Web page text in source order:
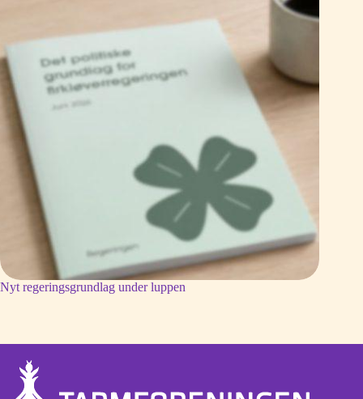
Nyt regeringsgrundlag under luppen